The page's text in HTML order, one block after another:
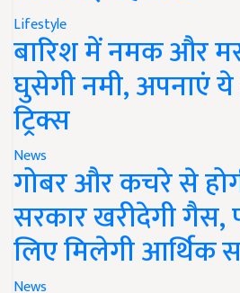
Lifestyle
बारिश में नमक और
घुसेगी नमी, अपनाएं
ट्रिक्स
News
गोबर और कचरे से
सरकार खरीदेगी गैस,
लिए मिलेगी आर्थिक
News